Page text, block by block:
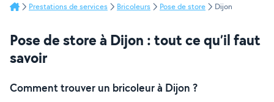
Prestations de services Bricoleurs Pose de store Dijon
Pose de store à Dijon : tout ce qu’il faut
savoir
Comment trouver un bricoleur à Dijon ?